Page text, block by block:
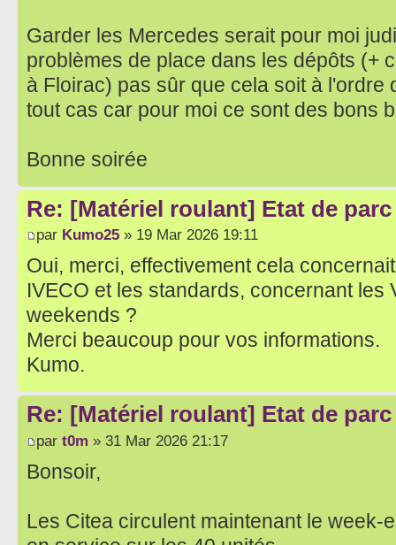
Garder les Mercedes serait pour moi
problèmes de place dans les dépôts (+
à Floirac) pas sûr que cela soit à l'ordre
tout cas car pour moi ce sont des bons
Bonne soirée
Re: [Matériel roulant] Etat de
par Kumo25 » 19 Mar 2026 19:11
Oui, merci, effectivement cela
IVECO et les standards, concernant les
weekends ?
Merci beaucoup pour vos informations.
Kumo.
Re: [Matériel roulant] Etat de
par t0m » 31 Mar 2026 21:17
Bonsoir,
Les Citea circulent maintenant le week-